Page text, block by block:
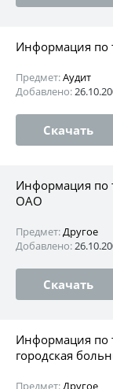
Информация по
Предмет:Аудит
Добавлено:
Скачать
Информация по
ОАО
Предмет:Другое
Добавлено:
Скачать
Информация по
городская
Предмет:Другое